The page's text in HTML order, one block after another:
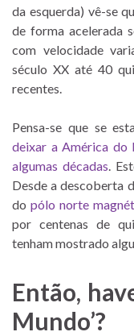
da esquerda) vê-se
de forma acelerada
com velocidade
século XX até 40
recentes.
Pensa-se que se
deixar a América do
algumas décadas .
Desde a descoberta
do pólo norte
por centenas de
tenham mostrado
Então,
Mundo’?